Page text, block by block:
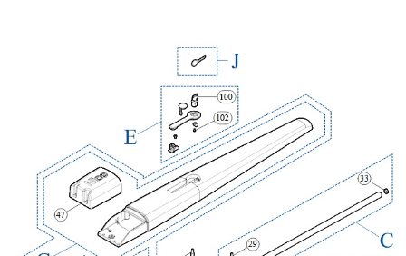
d
a
c
í
r
v
k
y
v
ý